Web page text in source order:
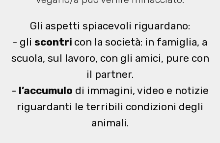
Gli aspetti spiacevoli riguardano:
- gli scontri con la società: in famiglia, a
scuola, sul lavoro, con gli amici, pure con
il partner.
- l’accumulo di immagini, video e notizie
riguardanti le terribili condizioni degli
animali.